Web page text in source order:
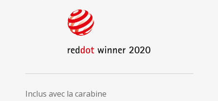
Inclus avec la carabine